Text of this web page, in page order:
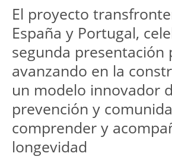
El proyecto
España y Portugal,
segunda presentación
avanzando en la
un modelo innovador
prevención y
comprender y
longevidad